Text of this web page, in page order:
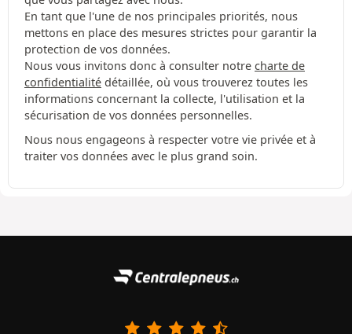
En tant que l'une de nos principales priorités, nous
mettons en place des mesures strictes pour garantir la
protection de vos données.
Nous vous invitons donc à consulter notre charte de
confidentialité détaillée, où vous trouverez toutes les
informations concernant la collecte, l'utilisation et la
sécurisation de vos données personnelles.
Nous nous engageons à respecter votre vie privée et à
traiter vos données avec le plus grand soin.